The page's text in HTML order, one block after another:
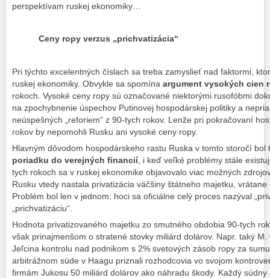
perspektívam ruskej ekonomiky…
Ceny ropy verzus „prichvatizácia“
Pri týchto excelentných číslach sa treba zamyslieť nad faktormi,
ruskej ekonomiky. Obvykle sa spomína argument vysokých cien
rokoch. Vysoké ceny ropy sú označované niektorými rusofóbmi
na zpochybnenie úspechov Putinovej hospodárskej politiky a
neúspešných „reforiem“ z 90-tych rokov. Lenže pri pokračovaní
rokov by nepomohli Rusku ani vysoké ceny ropy.
Hlavným dôvodom hospodárskeho rastu Ruska v tomto storočí bol
poriadku do verejných financií, i keď veľké problémy stále
tych rokoch sa v ruskej ekonomike objavovalo viac možných
Rusku vtedy nastala privatizácia väčšiny štátneho majetku,
Problém bol len v jednom: hoci sa oficiálne celý proces nazýval
„prichvatizáciu“.
Hodnota privatizovaného majetku zo smutného obdobia 90-tych
však prinajmenšom o stratené stovky miliárd dolárov. Napr. taký M.
Jeľcina kontrolu nad podnikom s 2% svetových zásob ropy za
arbitrážnom súde v Haagu priznali rozhodcovia vo svojom
firmám Jukosu 50 miliárd dolárov ako náhradu škody. Každý